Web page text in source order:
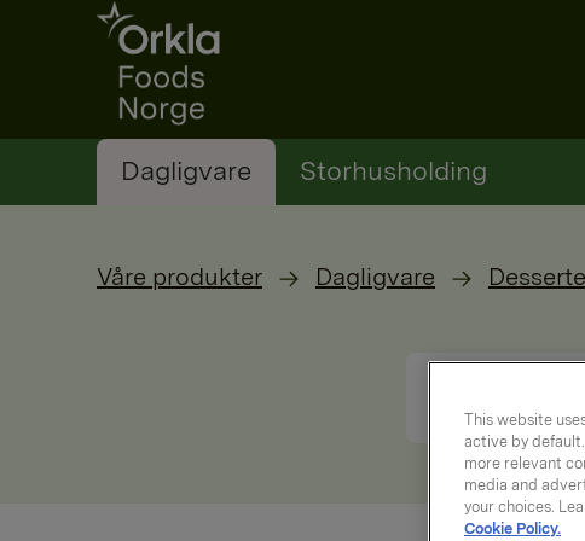
Go to frontpage
Dagligvare Storhusholding
Våre produkter Dagligvare
This website
active by
more relevant
media and
your choices.
Cookie Policy.